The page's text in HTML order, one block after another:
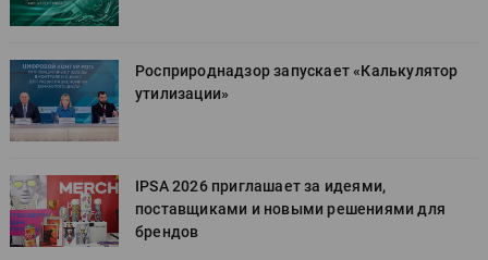
Росприроднадзор запускает «Калькулятор
утилизации»
IPSA 2026 приглашает за идеями,
поставщиками и новыми решениями для
брендов